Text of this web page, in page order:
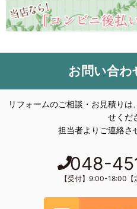
お問い合わ
リフォームのご相談・お見積り
せくだ
担当者よりご連絡さ
048-
【受付】9:00-18:00【